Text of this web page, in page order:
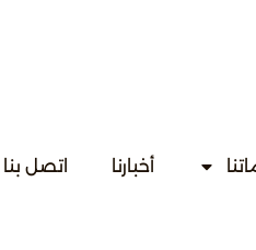
أخبارنا اتصل بنا